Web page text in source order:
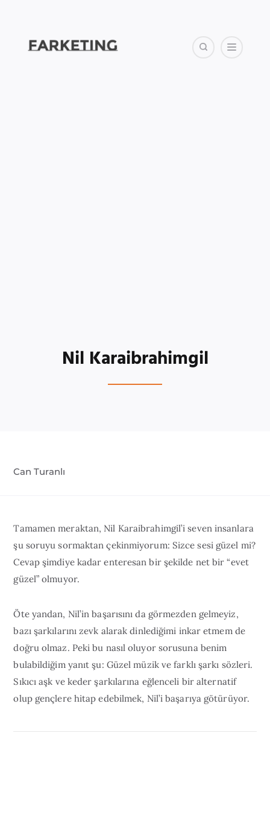
Nil Karaibrahimgil
Can Turanlı
Tamamen meraktan, Nil Karaibrahimgil’i seven insanlara
şu soruyu sormaktan çekinmiyorum: Sizce sesi güzel mi?
Cevap şimdiye kadar enteresan bir şekilde net bir “evet
güzel” olmuyor.
Öte yandan, Nil’in başarısını da görmezden gelmeyiz,
bazı şarkılarını zevk alarak dinlediğimi inkar etmem de
doğru olmaz. Peki bu nasıl oluyor sorusuna benim
bulabildiğim yanıt şu: Güzel müzik ve farklı şarkı sözleri.
Sıkıcı aşk ve keder şarkılarına eğlenceli bir alternatif
olup gençlere hitap edebilmek, Nil’i başarıya götürüyor.